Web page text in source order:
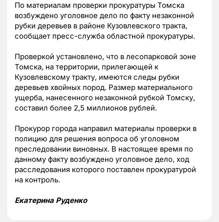
По материалам проверки прокуратуры Томска
возбуждено уголовное дело по факту незаконной
рубки деревьев в районе Кузовлевского тракта,
сообщает пресс-служба областной прокуратуры.
Проверкой установлено, что в лесопарковой зоне
Томска, на территории, прилегающей к
Кузовлевскому тракту, имеются следы рубки
деревьев хвойных пород. Размер материального
ущерба, нанесенного незаконной рубкой Томску,
составил более 2,5 миллионов рублей.
Прокурор города направил материалы проверки в
полицию для решения вопроса об уголовном
преследовании виновных. В настоящее время по
данному факту возбуждено уголовное дело, ход
расследования которого поставлен прокуратурой
на контроль.
Екатерина Руденко